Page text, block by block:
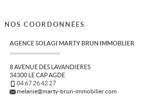
NOS COORDONNÉES
AGENCE SOLAGI MARTY BRUN IMMOBLIER
8 AVENUE DES LAVANDIERES
34300 LE CAP AGDE
04 67 26 42 27
melanie@marty-brun-immobilier.com